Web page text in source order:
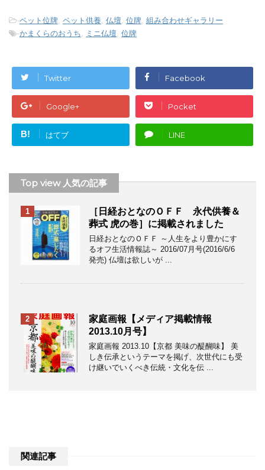
-ペット位牌, ペット供養, 仏壇, 位牌, 組み合わせギャラリー
-かまくらのおうち, ミニ仏壇, 位牌
Twitter Facebook
Google+ Pocket
B! はてブ LINE
Top view 人気の記事
1
［日経おとなのＯＦＦ 永代供養＆
葬式 虎の巻］に掲載されました
日経おとなのＯＦＦ ～人生をより豊かにす
るオフ生活情報誌～ 2016/07月号(2016/6/6
発売) 仏壇は欲しいが ...
2
家庭画報【メディア掲載情報
2013.10月号】
家庭画報 2013.10【京都 美味の醍醐味】 美
しき伝承というテーマを掲げ、次世代にも受
け継いでいくべき伝統・文化を伝 ...
関連記事